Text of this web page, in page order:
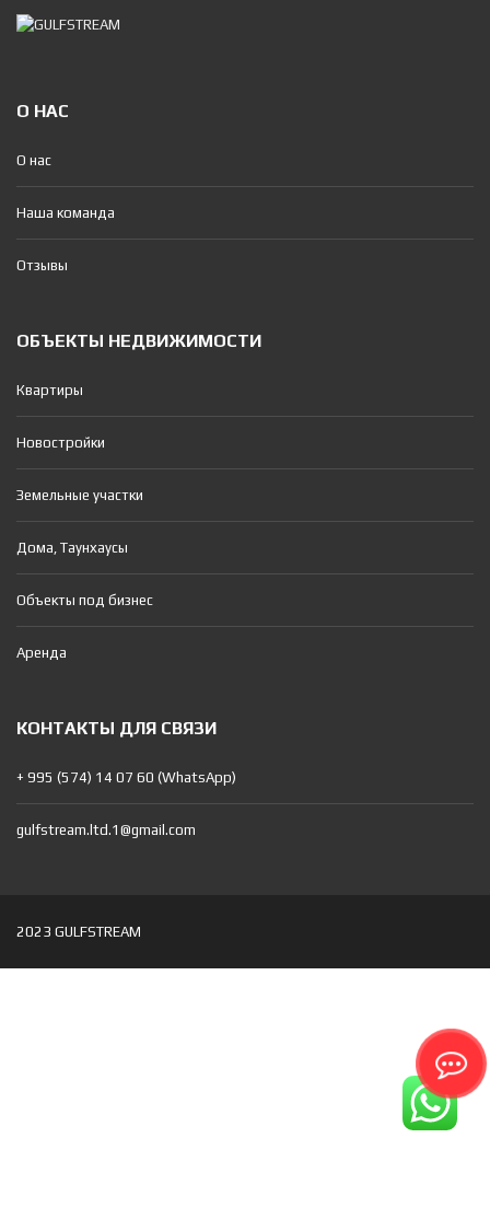
О НАС
О нас
Наша команда
Отзывы
ОБЪЕКТЫ НЕДВИЖИМОСТИ
Квартиры
Новостройки
Земельные участки
Дома, Таунхаусы
Объекты под бизнес
Аренда
КОНТАКТЫ ДЛЯ СВЯЗИ
+ 995 (574) 14 07 60 (WhatsApp)
gulfstream.ltd.1@gmail.com
2023 GULFSTREAM